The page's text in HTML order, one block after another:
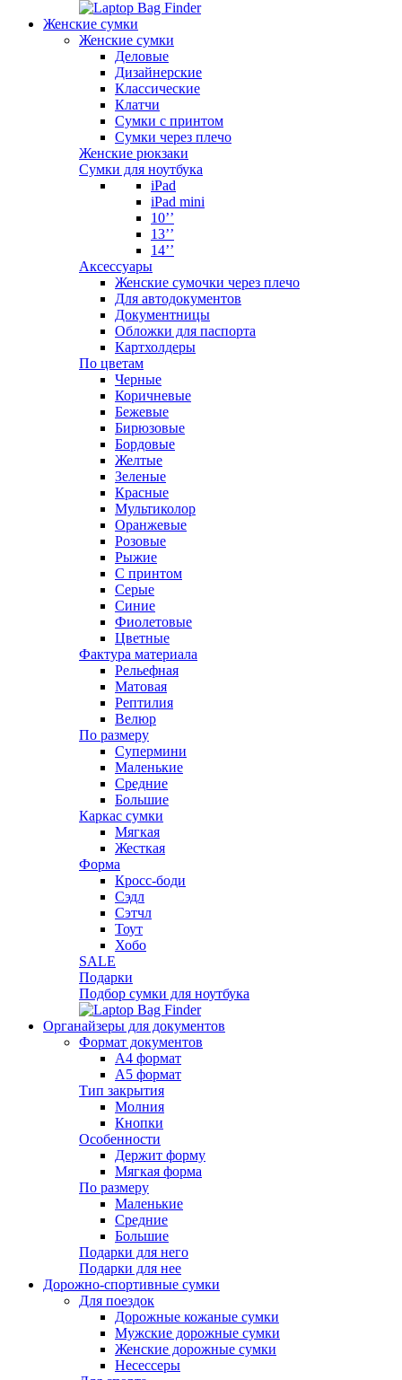
Женские сумки
Женские сумки
Деловые
Дизайнерские
Классические
Клатчи
Сумки с принтом
Сумки через плечо
Женские рюкзаки
Сумки для ноутбука
iPad
iPad mini
10’’
13’’
14’’
Аксессуары
Женские сумочки через плечо
Для автодокументов
Документницы
Обложки для паспорта
Картхолдеры
По цветам
Черные
Коричневые
Бежевые
Бирюзовые
Бордовые
Желтые
Зеленые
Красные
Мультиколор
Оранжевые
Розовые
Рыжие
С принтом
Серые
Синие
Фиолетовые
Цветные
Фактура материала
Рельефная
Матовая
Рептилия
Велюр
По размеру
Супермини
Маленькие
Средние
Большие
Каркас сумки
Мягкая
Жесткая
Форма
Кросс-боди
Сэдл
Сэтчл
Тоут
Хобо
SALE
Подарки
Подбор сумки для ноутбука
Органайзеры для документов
Формат документов
А4 формат
А5 формат
Тип закрытия
Молния
Кнопки
Особенности
Держит форму
Мягкая форма
По размеру
Маленькие
Средние
Большие
Подарки для него
Подарки для нее
Дорожно-спортивные сумки
Для поездок
Дорожные кожаные сумки
Мужские дорожные сумки
Женские дорожные сумки
Несессеры